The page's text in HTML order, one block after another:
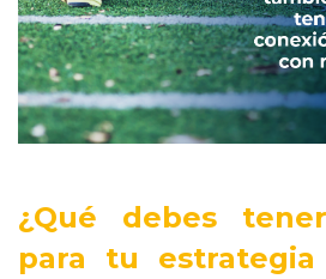
¿Qué debes
para tu